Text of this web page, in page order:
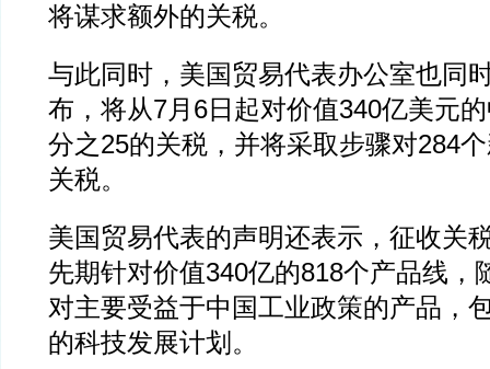
将谋求额外的关税。
与此同时，美国贸易代表办公室也同
布，将从7月6日起对价值340亿美元
分之25的关税，并将采取步骤对284
关税。
美国贸易代表的声明还表示，征收关
先期针对价值340亿的818个产品线，
对主要受益于中国工业政策的产品，
的科技发展计划。